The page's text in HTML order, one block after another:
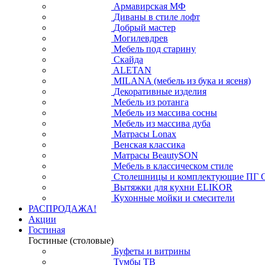
Армавирская МФ
Диваны в стиле лофт
Добрый мастер
Могилевдрев
Мебель под старину
Скайда
ALETAN
MILANA (мебель из бука и ясеня)
Декоративные изделия
Мебель из ротанга
Мебель из массива сосны
Мебель из массива дуба
Матрасы Lonax
Венская классика
Матрасы BeautySON
Мебель в классическом стиле
Столешницы и комплектующие ПГ
Вытяжки для кухни ELIKOR
Кухонные мойки и смесители
РАСПРОДАЖА!
Акции
Гостиная
Гостиные (столовые)
Буфеты и витрины
Тумбы ТВ